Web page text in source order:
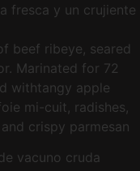
fresca y un crujiente
beef ribeye, seared
Marinated for 72
withtangy apple
mi-cuit, radishes,
crispy parmesan
vacuno cruda